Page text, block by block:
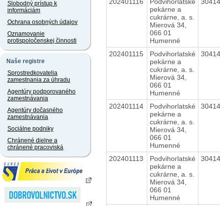
Slobodný prístup k
informáciám
Ochrana osobných údajov
Oznamovanie
protispoločenskej činnosti
Naše registre
Sprostredkovatelia
zamestnania za úhradu
Agentúry podporovaného
zamestnávania
Agentúry dočasného
zamestnávania
Sociálne podniky
Chránené dielne a
chránené pracoviská
pekárne a
cukrárne, a. s.
Mierová 34,
066 01
Humenné
202401115
Podvihorlatské
pekárne a
cukrárne, a. s.
Mierová 34,
066 01
Humenné
202401114
Podvihorlatské
pekárne a
cukrárne, a. s.
Mierová 34,
066 01
Humenné
202401113
Podvihorlatské
pekárne a
cukrárne, a. s.
Mierová 34,
066 01
Humenné